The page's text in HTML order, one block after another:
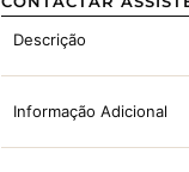
Descrição
Informação Adicional